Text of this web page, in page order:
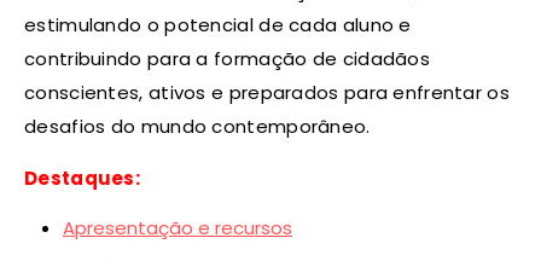
estimulando o potencial de cada aluno e
contribuindo para a formação de cidadãos
conscientes, ativos e preparados para enfrentar os
desafios do mundo contemporâneo.
Destaques:
Apresentação e recursos